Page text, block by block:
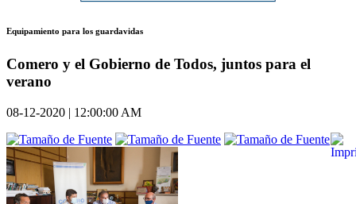
Equipamiento para los guardavidas
Comero y el Gobierno de Todos, juntos para el
verano
08-12-2020 | 12:00:00 AM